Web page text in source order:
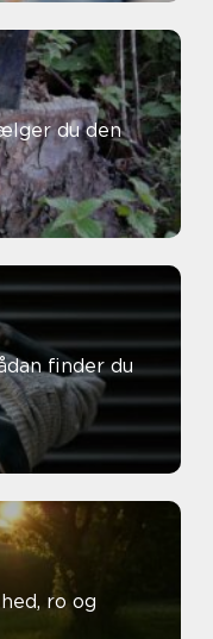
ro og